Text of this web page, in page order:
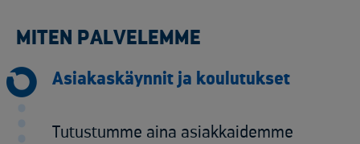
MITEN PALVELEMME
Asiakaskäynnit ja koulutukset
Tutustumme aina asiakkaidemme